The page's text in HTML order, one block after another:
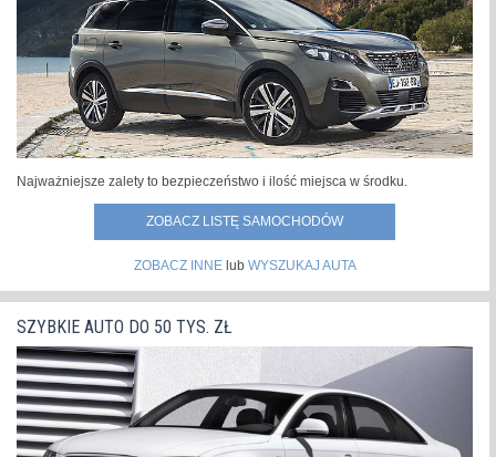
Najważniejsze zalety to bezpieczeństwo i ilość miejsca w środku.
ZOBACZ LISTĘ SAMOCHODÓW
ZOBACZ INNElub WYSZUKAJ AUTA
SZYBKIE AUTO DO 50 TYS. ZŁ